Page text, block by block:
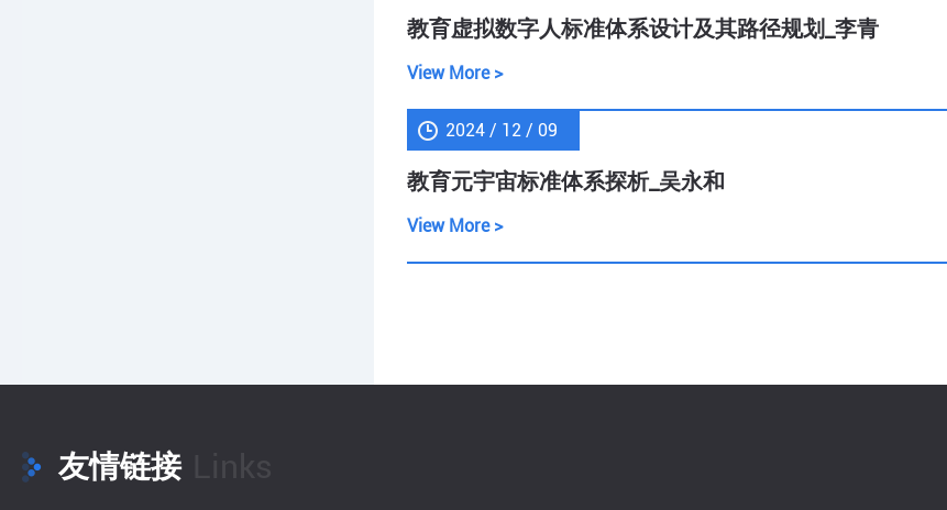
教育虚拟数字人标准体系设计及其路径规划_李青
View More >
2024 / 12 / 09
教育元宇宙标准体系探析_吴永和
View More >
友情链接